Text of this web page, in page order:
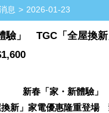
息 2026-01-23
驗」 TGC「全屋換
新春「家・新體驗」
新」家電優惠隆重登場